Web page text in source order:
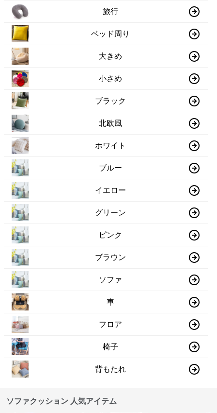
旅行
ベッド周り
大きめ
小さめ
ブラック
北欧風
ホワイト
ブルー
イエロー
グリーン
ピンク
ブラウン
ソファ
車
フロア
椅子
背もたれ
ソファクッション 人気アイテム